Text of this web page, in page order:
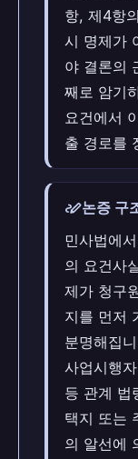
항, 제4항
시 명제가
야 결론의
째로 암기
요건에서
출 경로를
stylus_note논증 구
민사법에
의 요건사
제가 청구
지를 먼저
분명해집
사업시행
등 관계 법
택지 또는
의 알선에